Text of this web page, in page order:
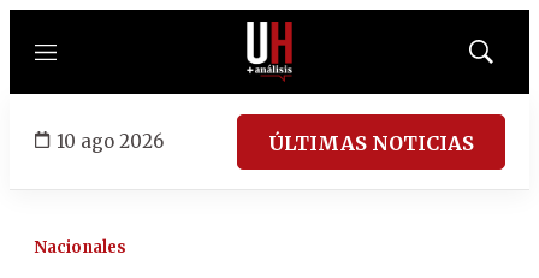
Menú
Mostrar
10 ago 2026 ÚLTIMAS NOTICIAS
Nacionales